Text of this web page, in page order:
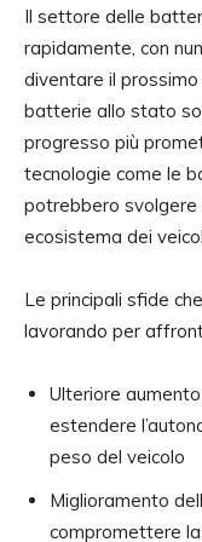
Il settore delle
rapidamente, con
diventare il
batterie allo stato
progresso più
tecnologie come le
potrebbero svolgere
ecosistema dei
Le principali sfide
lavorando per
Ulteriore
estendere
peso del veicolo
Miglioramento
compromettere